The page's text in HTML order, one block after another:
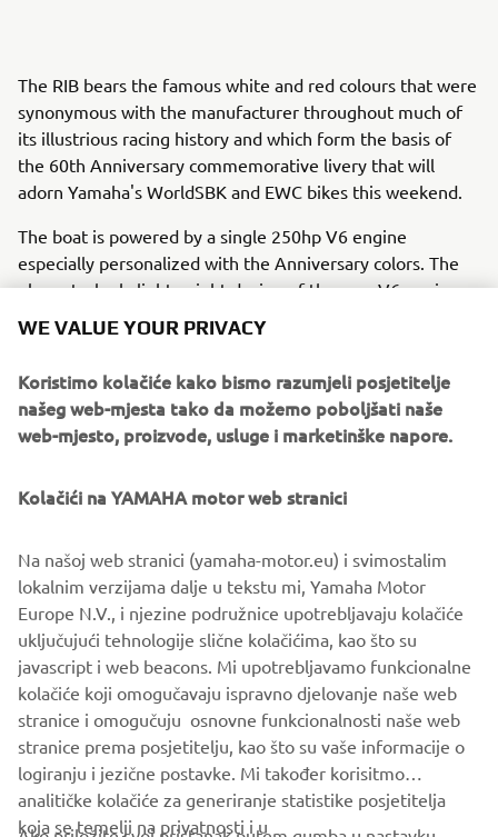
The RIB bears the famous white and red colours that were
synonymous with the manufacturer throughout much of
its illustrious racing history and which form the basis of
the 60th Anniversary commemorative livery that will
adorn Yamaha's WorldSBK and EWC bikes this weekend.
The boat is powered by a single 250hp V6 engine
especially personalized with the Anniversary colors. The
elegant, sleek, lightweight design of the new V6 engines
is signature of the most feature-rich Premium V6 range
features such as Digital Electric Steering (DES), Yamaha’s
exclusive Total Tilt function and Thrust Enhancing Reverse
Exhaust (TERE), are complimented by the stunning new
looks inspired by the Yamaha’s flagship XTO.
The Yamaha 60th Anniversary GP tribute RIB is unveiled
September, the same day that the Yamaha's R1 race bikes
are presented in the same livery at Circuit Barcelona-
Catalunya and Circuit Paul Ricard.
DISCOVER MORE
WE VALUE YOUR PRIVACY
Koristimo kolačiće kako bismo razumjeli posjetitelje
našeg web-mjesta tako da možemo poboljšati naše
web-mjesto, proizvode, usluge i marketinške napore.
Kolačići na YAMAHA motor web stranici
Na našoj web stranici (yamaha-motor.eu) i svimostalim
lokalnim verzijama dalje u tekstu mi, Yamaha Motor
Europe N.V., i njezine podružnice upotrebljavaju kolačiće
uključujući tehnologije slične kolačićima, kao što su
javascript i web beacons. Mi upotrebljavamo funkcionalne
kolačiće koji omogučavaju ispravno djelovanje naše web
stranice i omogučuju osnovne funkcionalnosti naše web
stranice prema posjetitelju, kao što su vaše informacije o
logiranju i jezične postavke. Mi također korisitmo
analitičke kolačiće za generiranje statistike posjetitelja
koja se temelji na privatnosti i u